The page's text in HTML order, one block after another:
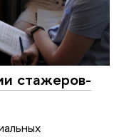
стажеров-